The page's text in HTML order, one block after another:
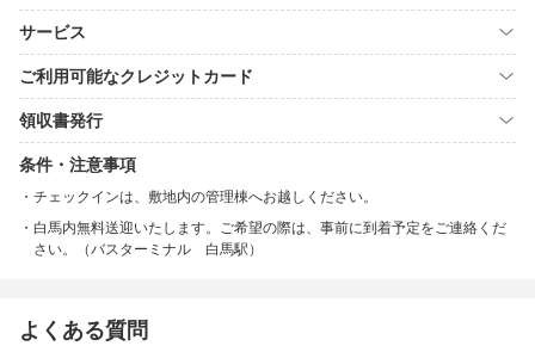
サービス
ご利用可能なクレジットカード
領収書発行
条件・注意事項
チェックインは、敷地内の管理棟へお越しください。
白馬内無料送迎いたします。ご希望の際は、事前に到着予定をご連絡くだ
さい。（バスターミナル 白馬駅）
よくある質問